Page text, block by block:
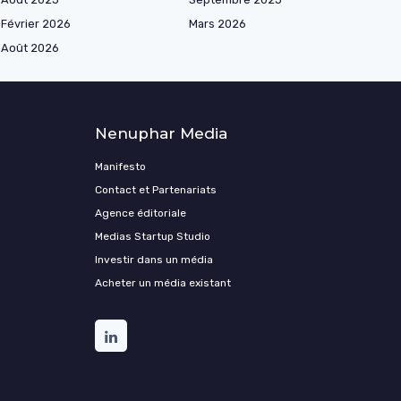
Février 2026
Mars 2026
Août 2026
Nenuphar Media
Manifesto
Contact et Partenariats
Agence éditoriale
Medias Startup Studio
Investir dans un média
Acheter un média existant